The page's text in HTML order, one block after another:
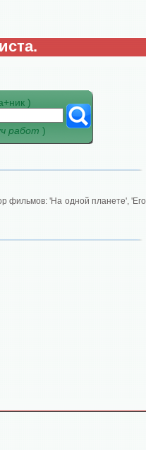
)
работ )
фильмов: 'На одной планете', 'Его